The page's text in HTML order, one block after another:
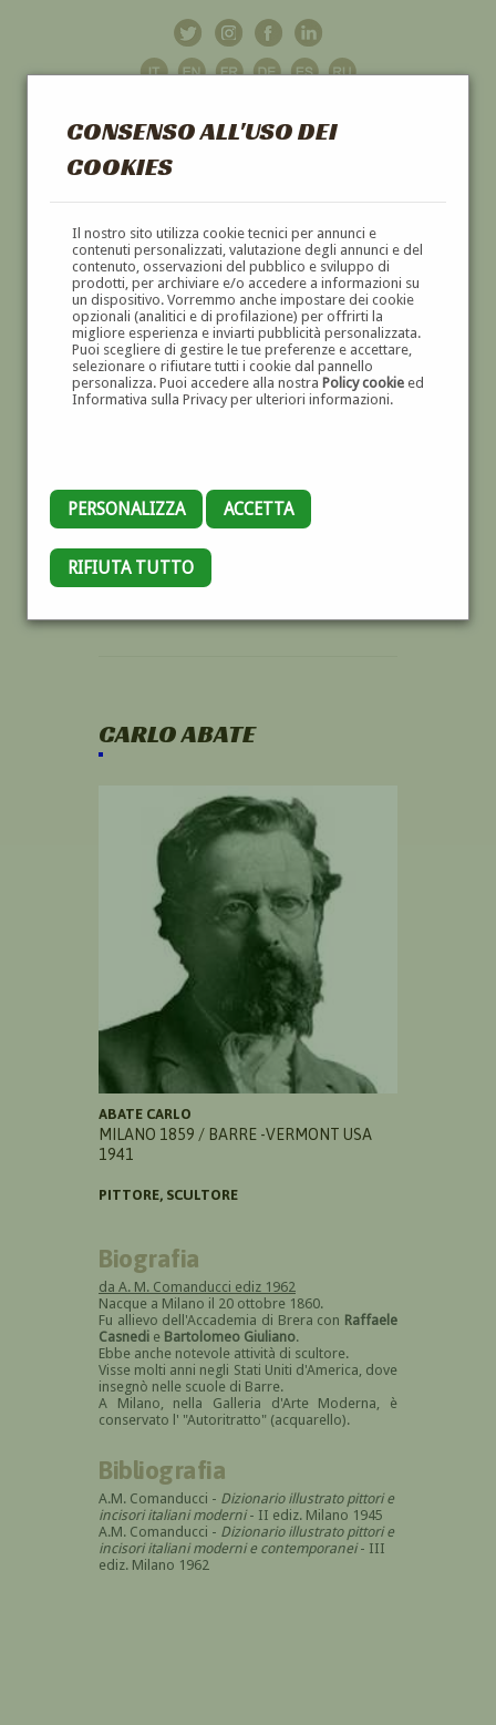
CONSENSO ALL'USO DEI
COOKIES
Il nostro sito utilizza cookie tecnici per annunci e
contenuti personalizzati, valutazione degli annunci e del
contenuto, osservazioni del pubblico e sviluppo di
prodotti, per archiviare e/o accedere a informazioni su
un dispositivo. Vorremmo anche impostare dei cookie
opzionali (analitici e di profilazione) per offrirti la
migliore esperienza e inviarti pubblicità personalizzata.
Puoi scegliere di gestire le tue preferenze e accettare,
selezionare o rifiutare tutti i cookie dal pannello
personalizza. Puoi accedere alla nostra Policy cookieed
Informativa sulla Privacy per ulteriori informazioni.
PERSONALIZZA ACCETTA
RIFIUTA TUTTO
GALLERIAD'ARTE
DIPINTI E SCULTURE '800 E '900
CARLO ABATE
ABATE CARLO
MILANO 1859 / BARRE -VERMONT USA
1941
PITTORE, SCULTORE
Biografia
da A. M. Comanducci ediz 1962
Nacque a Milano il 20 ottobre 1860.
Fu allievo dell'Accademia di Brera con Raffaele
Casnedi e Bartolomeo Giuliano.
Ebbe anche notevole attività di scultore.
Visse molti anni negli Stati Uniti d'America, dove
insegnò nelle scuole di Barre.
A Milano, nella Galleria d'Arte Moderna, è
conservato l' "Autoritratto" (acquarello).
Bibliografia
A.M. Comanducci - Dizionario illustrato pittori e
incisori italiani moderni- II ediz. Milano 1945
A.M. Comanducci - Dizionario illustrato pittori e
incisori italiani moderni e contemporanei- III
ediz. Milano 1962